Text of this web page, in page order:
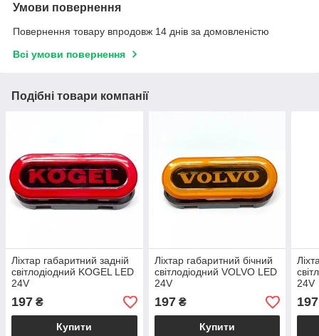
Умови повернення
Повернення товару впродовж 14 днів за домовленістю
Всі умови повернення
Подібні товари компанії
Ліхтар габаритний задній
світлодіодний KOGEL LED
24V
197 ₴
Купити
Ліхтар габаритний бічний
світлодіодний VOLVO LED
24V
197₴
Купити
24V
197